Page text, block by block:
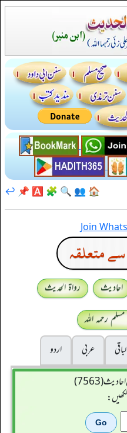
🏠
👥
🔍
🧩
🅰️
📌
↩️
Join
متعلقہ
احادیث
رواۃ الحدیث
رحمہ اللہ
عربی
اردو
(7563)